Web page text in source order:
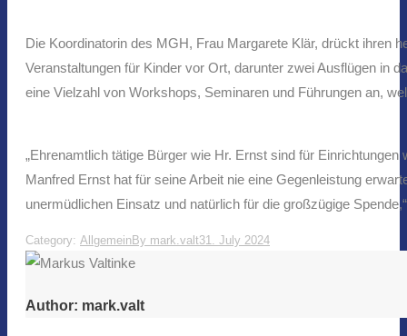
Die Koordinatorin des MGH, Frau Margarete Klär, drückt ihren
Veranstaltungen für Kinder vor Ort, darunter zwei Ausflügen in
eine Vielzahl von Workshops, Seminaren und Führungen an,
„Ehrenamtlich tätige Bürger wie Hr. Ernst sind für
Manfred Ernst hat für seine Arbeit nie eine Gegenleistung
unermüdlichen Einsatz und natürlich für die großzügige
Category: AllgemeinBy mark.valt31. July 2024
Author: mark.valt